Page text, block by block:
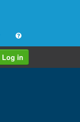
Log in